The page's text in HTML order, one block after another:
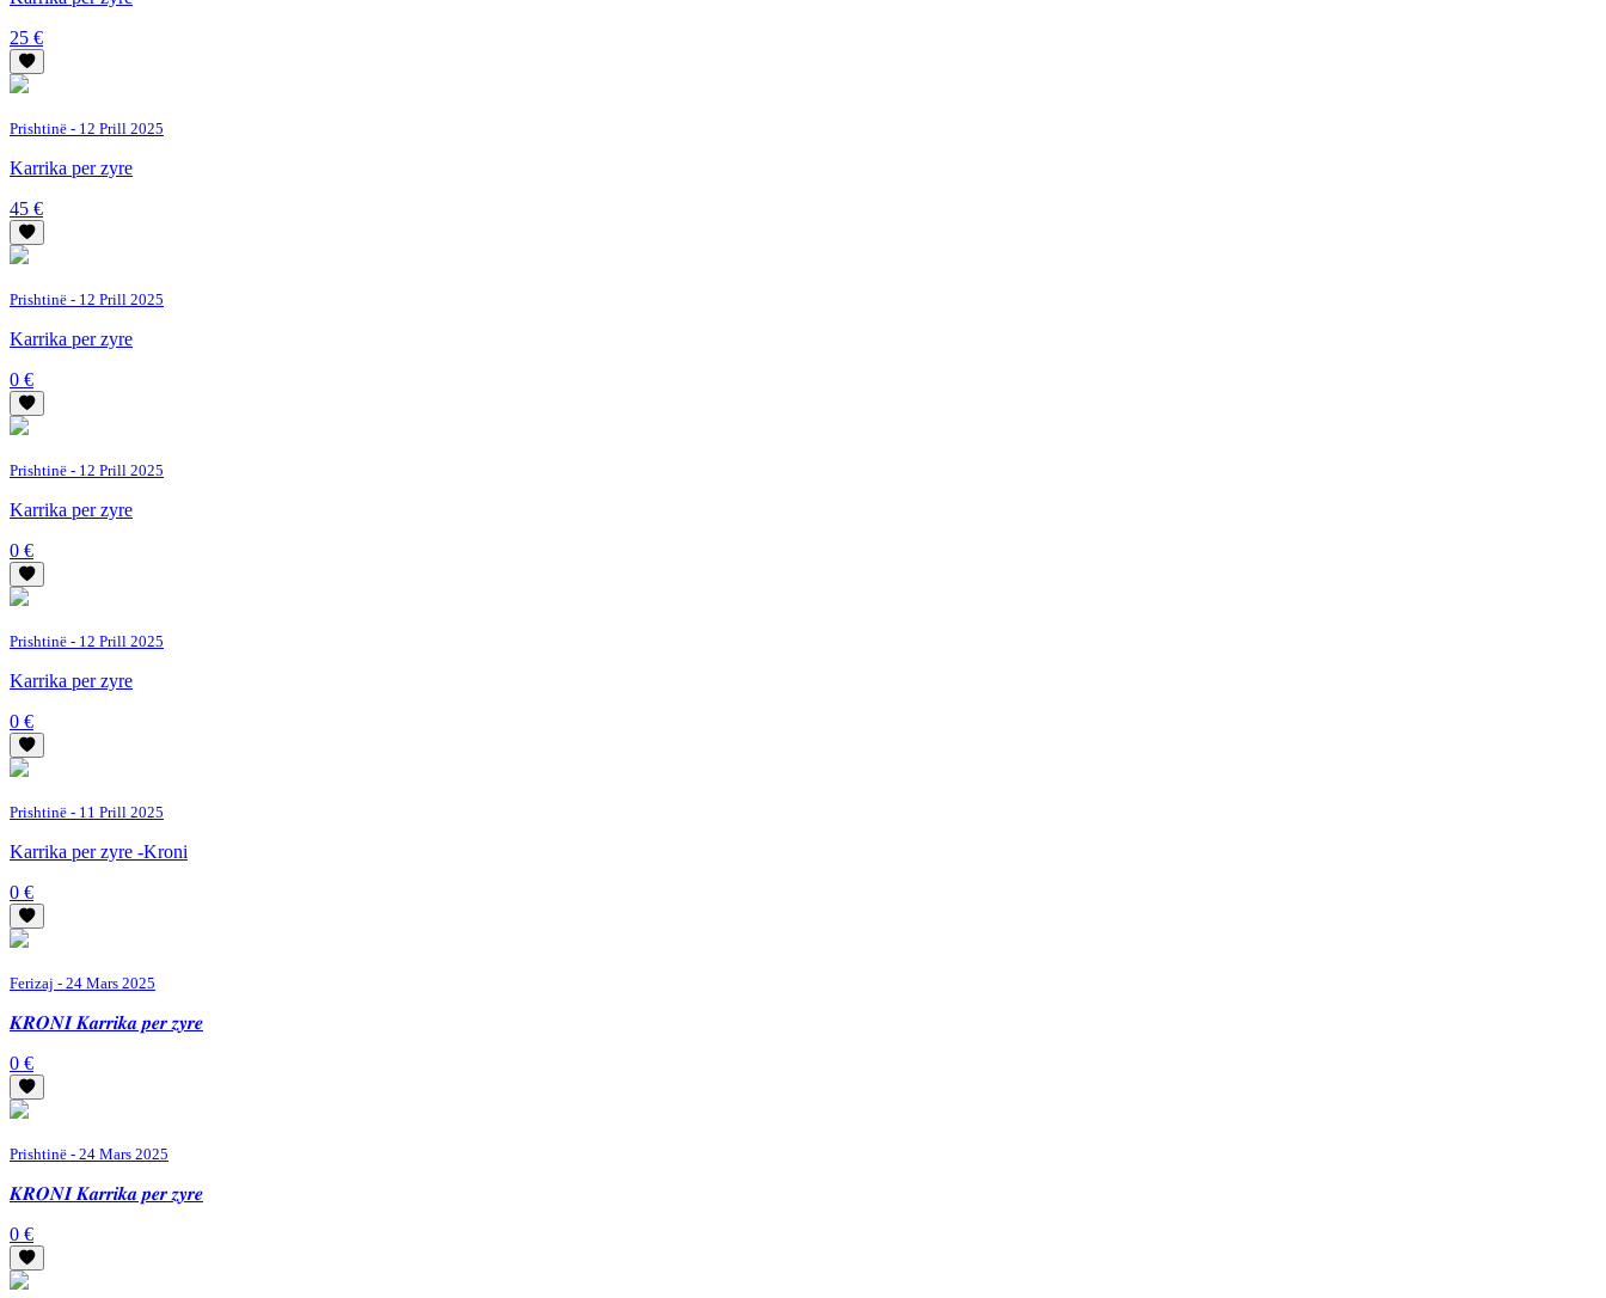
25 €
Prishtinë - 12 Prill 2025
Karrika per zyre
45 €
Prishtinë - 12 Prill 2025
Karrika per zyre
0 €
Prishtinë - 12 Prill 2025
Karrika per zyre
0 €
Prishtinë - 12 Prill 2025
Karrika per zyre
0 €
Prishtinë - 11 Prill 2025
Karrika per zyre -Kroni
0 €
Ferizaj - 24 Mars 2025
𝑲𝑹𝑶𝑵𝑰 𝑲𝒂𝒓𝒓𝒊𝒌𝒂 𝒑𝒆𝒓 𝒛𝒚𝒓𝒆
0 €
Prishtinë - 24 Mars 2025
𝑲𝑹𝑶𝑵𝑰 𝑲𝒂𝒓𝒓𝒊𝒌𝒂 𝒑𝒆𝒓 𝒛𝒚𝒓𝒆
0 €